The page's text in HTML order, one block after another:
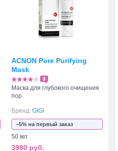
ACNON Pore Purifying
Mask
3
Маска для глубокого очищения
пор
Бренд: GIGI
−5% на первый заказ
50 мл
3980 руб.